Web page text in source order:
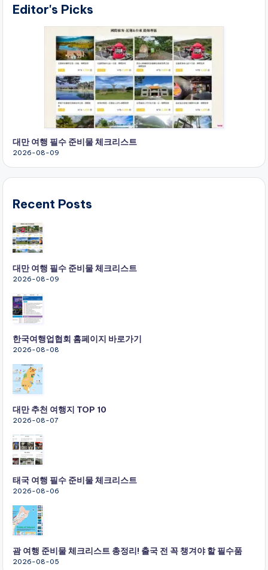
Editor's Picks
대만 여행 필수 준비물 체크리스트
2026-08-09
Recent Posts
대만 여행 필수 준비물 체크리스트
2026-08-09
한국여행업협회 홈페이지 바로가기
2026-08-08
대만 추천 여행지 TOP 10
2026-08-07
태국 여행 필수 준비물 체크리스트
2026-08-06
괌 여행 준비물 체크리스트 총정리! 출국 전 꼭 챙겨야 할 필수품
2026-08-05